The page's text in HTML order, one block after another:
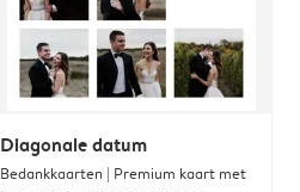
Diagonale datum
Bedankkaarten | Premium kaart met